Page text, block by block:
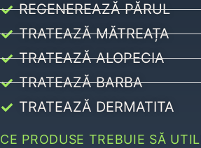
REGENEREAZĂ PĂRUL
TRATEAZĂ MĂTREAȚA
TRATEAZĂ ALOPECIA
TRATEAZĂ BARBA
TRATEAZĂ DERMATITA
CE PRODUSE TREBUIE SĂ